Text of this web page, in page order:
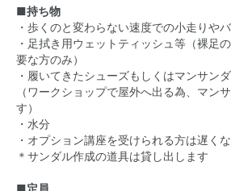
■持ち物
・歩くのと変わらない速度での小走りや
・足拭き用ウェットティッシュ等（裸足
要な方のみ）
・履いてきたシューズもしくはマンサン
（ワークショップで屋外へ出る為、マン
す）
・水分
・オプション講座を受けられる方は遅く
＊サンダル作成の道具は貸し出します